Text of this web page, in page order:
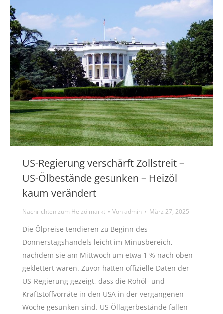
US-Regierung verschärft Zollstreit –
US-Ölbestände gesunken – Heizöl
kaum verändert
Nachrichten zum Heizölmarkt Vonadmin März 27, 2025
Die Ölpreise tendieren zu Beginn des
Donnerstagshandels leicht im Minusbereich,
nachdem sie am Mittwoch um etwa 1 % nach oben
geklettert waren. Zuvor hatten offizielle Daten der
US-Regierung gezeigt, dass die Rohöl- und
Kraftstoffvorräte in den USA in der vergangenen
Woche gesunken sind. US-Öllagerbestände fallen